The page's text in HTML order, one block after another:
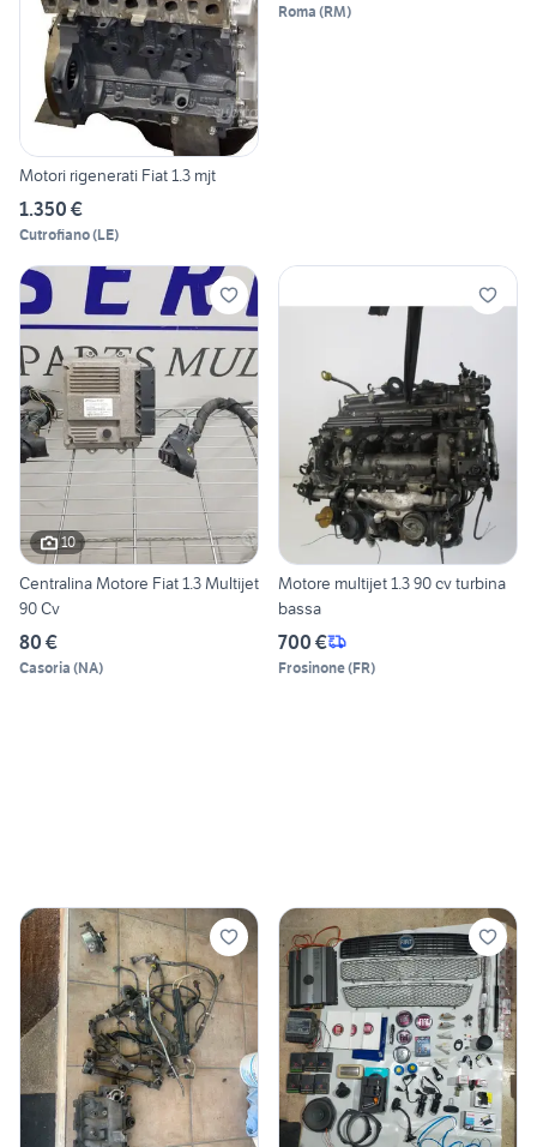
Motori rigenerati Fiat 1.3 mjt
1.350 €
Cutrofiano(LE)
Roma (RM)
10
Centralina Motore Fiat 1.3 Multijet
90 Cv
80 €
Casoria (NA)
Motore multijet 1.3 90 cv turbina
bassa
700 €
Frosinone(FR)